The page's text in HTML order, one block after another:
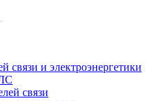
связи и электроэнергетики
связи